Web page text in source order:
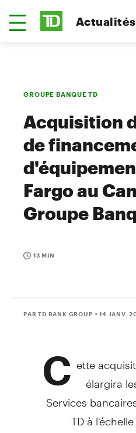
Actualités
GROUPE BANQUE TD
Acquisition
de
Fargo au
Groupe
13 MIN
PAR TD BANK GROUP • 14 JANV.
C ette
élargira
Services
TD à